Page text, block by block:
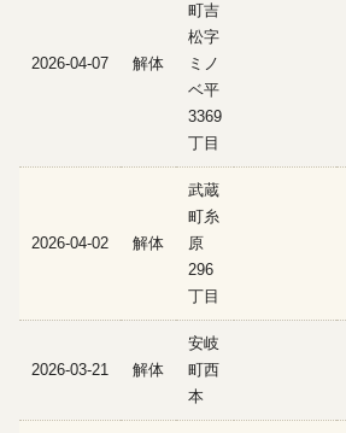
2026-04-07 解体
町吉
松字
ミノ
ベ平
3369
丁目
2026-04-02 解体
武蔵
町糸
原
296
丁目
2026-03-21 解体
安岐
町西
本